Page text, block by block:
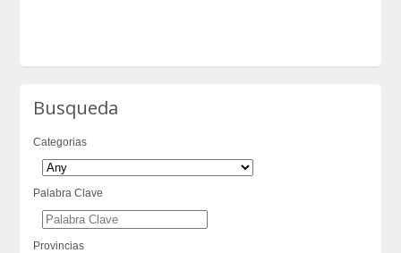
Busqueda
Categorias
Palabra Clave
Provincias